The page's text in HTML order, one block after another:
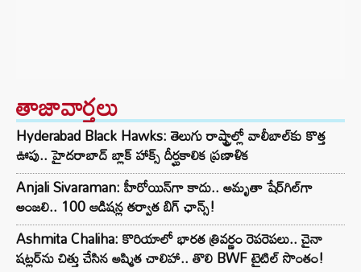
తాజావార్తలు
Hyderabad Black Hawks: తెలుగు రాష్ట్రాల్లో వాలీబాల్‌కు కొత్త
ఊపు.. హైదరాబాద్ బ్లాక్ హాక్స్ దీర్ఘకాలిక ప్రణాళిక
Anjali Sivaraman: హీరోయిన్‌గా కాదు.. అమృతా షేర్‌గిల్‌గా
అంజలి.. 100 ఆడిషన్ల తర్వాత బిగ్ ఛాన్స్!
Ashmita Chaliha: కొరియాలో భారత త్రివర్ణం రెపరెపలు.. చైనా
షట్లర్‌ను చిత్తు చేసిన అష్మిత చాలిహా.. తొలి BWF టైటిల్ సొంతం!